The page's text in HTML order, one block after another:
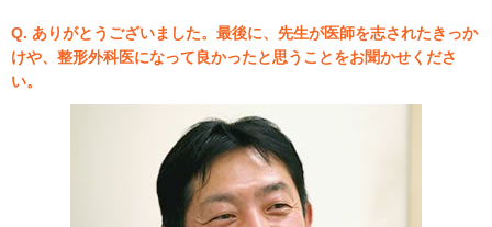
Q. ありがとうございました。最後に、先生が医師を志されたきっか
けや、整形外科医になって良かったと思うことをお聞かせくださ
い。